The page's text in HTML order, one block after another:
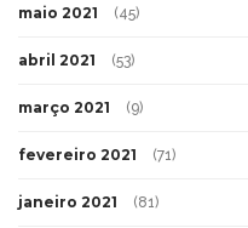
maio 2021 (45)
abril 2021 (53)
março 2021 (9)
fevereiro 2021 (71)
janeiro 2021 (81)